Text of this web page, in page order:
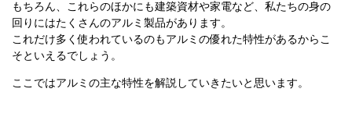
もちろん、これらのほかにも建築資材や家電など、私たちの身の
回りにはたくさんのアルミ製品があります。
これだけ多く使われているのもアルミの優れた特性があるからこ
そといえるでしょう。
ここではアルミの主な特性を解説していきたいと思います。